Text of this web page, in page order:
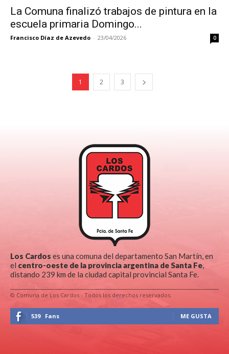
La Comuna finalizó trabajos de pintura en la
escuela primaria Domingo...
Francisco Díaz de Azevedo - 23/04/2026 0
1 2 3
Los Cardos es una comuna del departamento San Martín, en
el centro-oeste de la provincia argentina de Santa Fe,
distando 239 km de la ciudad capital provincial Santa Fe.
© Comuna de Los Cardos - Todos los derechos reservados.
539 Fans ME GUSTA